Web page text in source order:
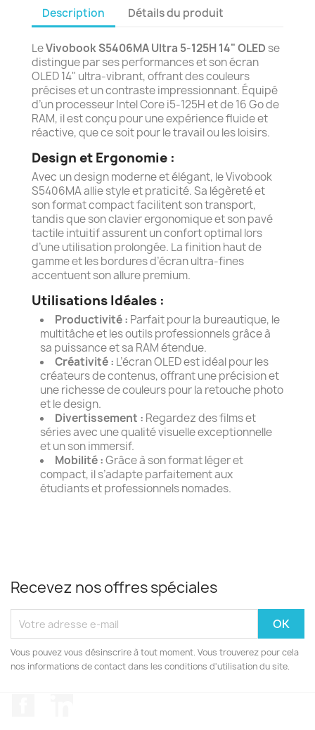
Description Détails du produit
LeVivobook S5406MA Ultra 5-125H 14" OLED se
distingue par ses performances et son écran
OLED 14" ultra-vibrant, offrant des couleurs
précises et un contraste impressionnant. Équipé
d’un processeur Intel Core i5-125H et de 16 Go de
RAM, il est conçu pour une expérience fluide et
réactive, que ce soit pour le travail ou les loisirs.
Design et Ergonomie :
Avec un design moderne et élégant, le Vivobook
S5406MA allie style et praticité. Sa légèreté et
son format compact facilitent son transport,
tandis que son clavier ergonomique et son pavé
tactile intuitif assurent un confort optimal lors
d’une utilisation prolongée. La finition haut de
gamme et les bordures d’écran ultra-fines
accentuent son allure premium.
Utilisations Idéales :
Productivité : Parfait pour la bureautique, le
multitâche et les outils professionnels grâce à
sa puissance et sa RAM étendue.
Créativité : L’écran OLED est idéal pour les
créateurs de contenus, offrant une précision et
une richesse de couleurs pour la retouche photo
et le design.
Divertissement : Regardez des films et
séries avec une qualité visuelle exceptionnelle
et un son immersif.
Mobilité :Grâce à son format léger et
compact, il s’adapte parfaitement aux
étudiants et professionnels nomades.
Recevez nos offres spéciales
Vous pouvez vous désinscrire à tout moment. Vous trouverez pour cela
nos informations de contact dans les conditions d'utilisation du site.